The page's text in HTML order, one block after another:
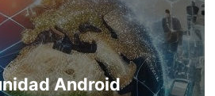
Android